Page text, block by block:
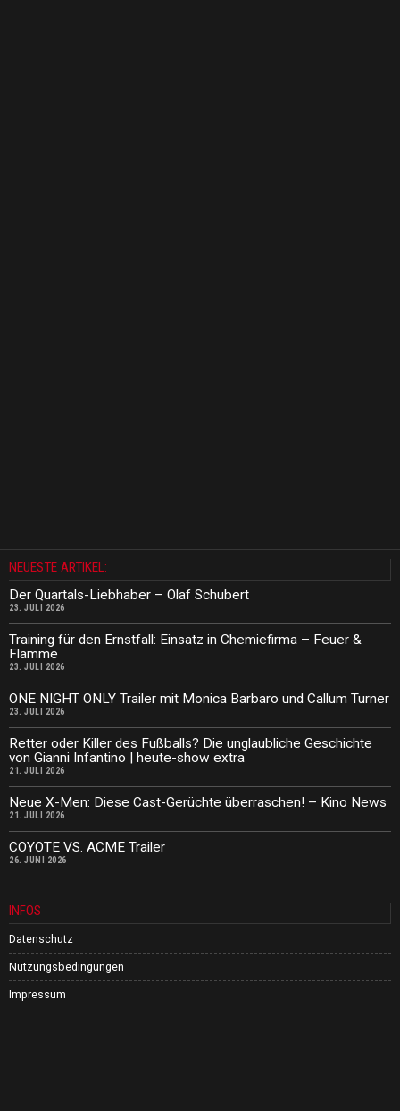
NEUESTE ARTIKEL:
Der Quartals-Liebhaber – Olaf Schubert
23. JULI 2026
Training für den Ernstfall: Einsatz in Chemiefirma – Feuer &
Flamme
23. JULI 2026
ONE NIGHT ONLY Trailer mit Monica Barbaro und Callum Turner
23. JULI 2026
Retter oder Killer des Fußballs? Die unglaubliche Geschichte
von Gianni Infantino | heute-show extra
21. JULI 2026
Neue X-Men: Diese Cast-Gerüchte überraschen! – Kino News
21. JULI 2026
COYOTE VS. ACME Trailer
26. JUNI 2026
INFOS
Datenschutz
Nutzungsbedingungen
Impressum